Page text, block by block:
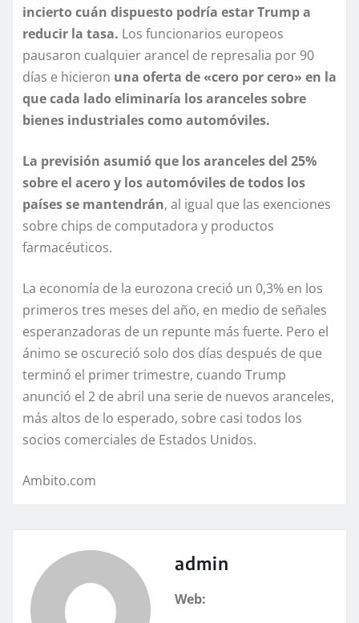
incierto cuán dispuesto podría estar Trump a
reducir la tasa. Los funcionarios europeos
pausaron cualquier arancel de represalia por 90
días e hicieron una oferta de «cero por cero» en la
que cada lado eliminaría los aranceles sobre
bienes industriales como automóviles.
La previsión asumió que los aranceles del 25%
sobre el acero y los automóviles de todos los
países se mantendrán, al igual que las exenciones
sobre chips de computadora y productos
farmacéuticos.
La economía de la eurozona creció un 0,3% en los
primeros tres meses del año, en medio de señales
esperanzadoras de un repunte más fuerte. Pero el
ánimo se oscureció solo dos días después de que
terminó el primer trimestre, cuando Trump
anunció el 2 de abril una serie de nuevos aranceles,
más altos de lo esperado, sobre casi todos los
socios comerciales de Estados Unidos.
Ambito.com
admin
Web: